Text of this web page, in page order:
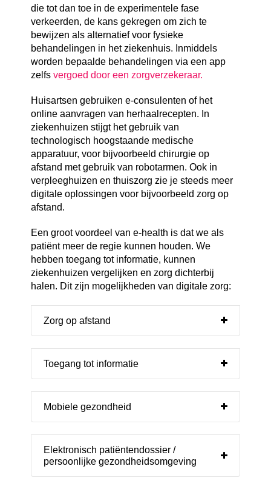
die tot dan toe in de experimentele fase
verkeerden, de kans gekregen om zich te
bewijzen als alternatief voor fysieke
behandelingen in het ziekenhuis. Inmiddels
worden bepaalde behandelingen via een app
zelfsvergoed door een zorgverzekeraar.
Huisartsen gebruiken e-consulenten of het
online aanvragen van herhaalrecepten. In
ziekenhuizen stijgt het gebruik van
technologisch hoogstaande medische
apparatuur, voor bijvoorbeeld chirurgie op
afstand met gebruik van robotarmen. Ook in
verpleeghuizen en thuiszorg zie je steeds meer
digitale oplossingen voor bijvoorbeeld zorg op
afstand.
Een groot voordeel van e-health is dat we als
patiënt meer de regie kunnen houden. We
hebben toegang tot informatie, kunnen
ziekenhuizen vergelijken en zorg dichterbij
halen. Dit zijn mogelijkheden van digitale zorg:
Zorg op afstand
Toegang tot informatie
Mobiele gezondheid
Elektronisch patiëntendossier /
persoonlijke gezondheidsomgeving